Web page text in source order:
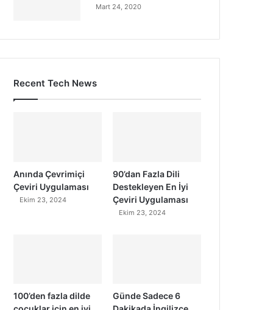
Mart 24, 2020
Recent Tech News
Anında Çevrimiçi
Çeviri Uygulaması
Ekim 23, 2024
90’dan Fazla Dili
Destekleyen En İyi
Çeviri Uygulaması
Ekim 23, 2024
100’den fazla dilde
Günde Sadece 6